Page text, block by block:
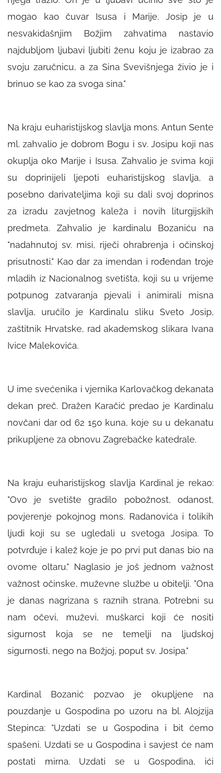
mogao kao čuvar Isusa i Marije. Josip je u
nesvakidašnjim Božjim zahvatima nastavio
najdubljom ljubavi ljubiti ženu koju je izabrao za
svoju zaručnicu, a za Sina Svevišnjega živio je i
brinuo se kao za svoga sina."
Na kraju euharistijskog slavlja mons. Antun Sente
ml. zahvalio je dobrom Bogu i sv. Josipu koji nas
okuplja oko Marije i Isusa. Zahvalio je svima koji
su doprinijeli ljepoti euharistijskog slavlja, a
posebno darivateljima koji su dali svoj doprinos
za izradu zavjetnog kaleža i novih liturgijskih
predmeta. Zahvalio je kardinalu Bozaniću na
"nadahnutoj sv. misi, riječi ohrabrenja i očinskoj
prisutnosti." Kao dar za imendan i rođendan troje
mladih iz Nacionalnog svetišta, koji su u vrijeme
potpunog zatvaranja pjevali i animirali misna
slavlja, uručilo je Kardinalu sliku Sveto Josip,
zaštitnik Hrvatske, rad akademskog slikara Ivana
Ivice Malekovića.
U ime svećenika i vjernika Karlovačkog dekanata
dekan preč. Dražen Karačić predao je Kardinalu
novčani dar od 62 150 kuna, koje su u dekanatu
prikupljene za obnovu Zagrebačke katedrale.
Na kraju euharistijskog slavlja Kardinal je rekao:
"Ovo je svetište gradilo pobožnost, odanost,
povjerenje pokojnog mons. Radanovića i tolikih
ljudi koji su se ugledali u svetoga Josipa. To
potvrđuje i kalež koje je po prvi put danas bio na
ovome oltaru." Naglasio je još jednom važnost
važnost očinske, muževne službe u obitelji. "Ona
je danas nagrizana s raznih strana. Potrebni su
nam očevi, muževi, muškarci koji će nositi
sigurnost koja se ne temelji na ljudskoj
sigurnosti, nego na Božjoj, poput sv. Josipa."
Kardinal Bozanić pozvao je okupljene na
pouzdanje u Gospodina po uzoru na bl. Alojzija
Stepinca: "Uzdati se u Gospodina i bit ćemo
spašeni. Uzdati se u Gospodina i savjest će nam
postati mirna. Uzdati se u Gospodina, ići